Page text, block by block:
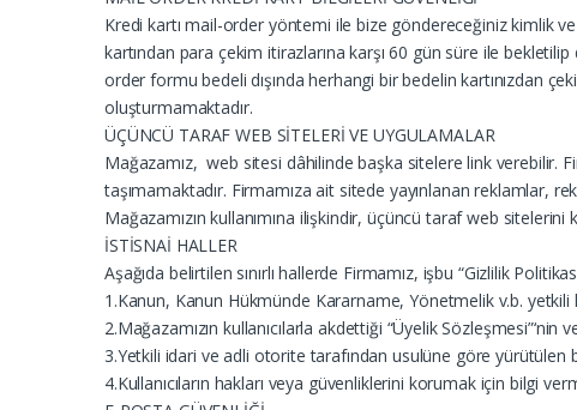
Kredi kartı mail-order yöntemi ile bize göndereceğiniz kimlik
kartından para çekim itirazlarına karşı 60 gün süre ile
order formu bedeli dışında herhangi bir bedelin kartınızdan
oluşturmamaktadır.
ÜÇÜNCÜ TARAF WEB SİTELERİ VE UYGULAMALAR
Mağazamız, web sitesi dâhilinde başka sitelere link verebilir.
taşımamaktadır. Firmamıza ait sitede yayınlanan reklamlar,
Mağazamızın kullanımına ilişkindir, üçüncü taraf web sitelerini
İSTİSNAİ HALLER
Aşağıda belirtilen sınırlı hallerde Firmamız, işbu “Gizlilik
1.Kanun, Kanun Hükmünde Kararname, Yönetmelik v.b.
2.Mağazamızın kullanıcılarla akdettiği “Üyelik
3.Yetkili idari ve adli otorite tarafından usulüne göre yürütülen
4.Kullanıcıların hakları veya güvenliklerini korumak için bilgi